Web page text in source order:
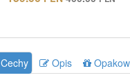
Cechy Opis